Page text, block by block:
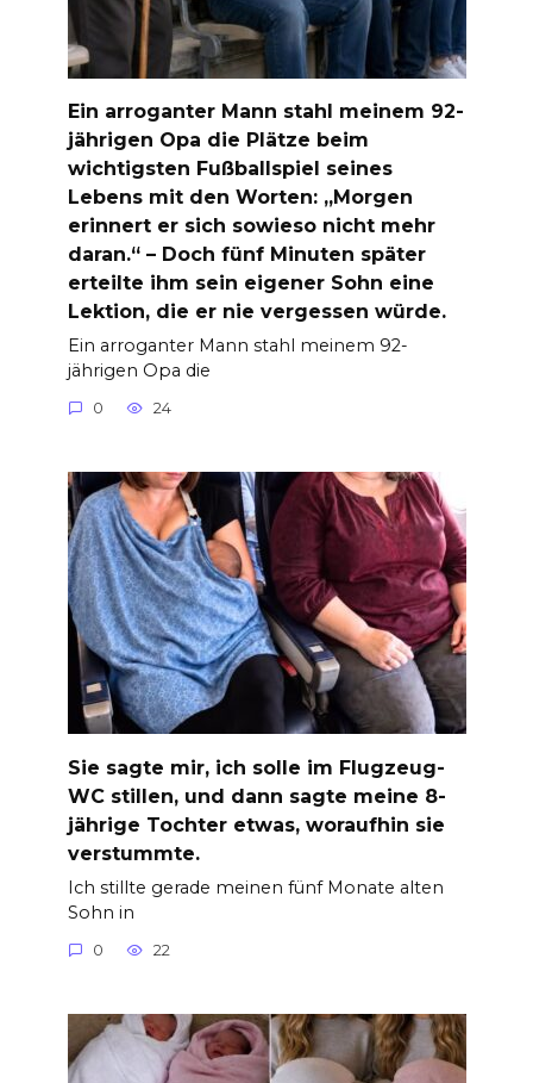
Ein arroganter Mann stahl meinem 92-
jährigen Opa die Plätze beim
wichtigsten Fußballspiel seines
Lebens mit den Worten: „Morgen
erinnert er sich sowieso nicht mehr
daran.“ – Doch fünf Minuten später
erteilte ihm sein eigener Sohn eine
Lektion, die er nie vergessen würde.
Ein arroganter Mann stahl meinem 92-
jährigen Opa die
0 24
Sie sagte mir, ich solle im Flugzeug-
WC stillen, und dann sagte meine 8-
jährige Tochter etwas, woraufhin sie
verstummte.
Ich stillte gerade meinen fünf Monate alten
Sohn in
0 22